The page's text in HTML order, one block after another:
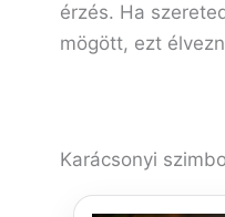
érzés. Ha
mögött, ezt
Karácsonyi